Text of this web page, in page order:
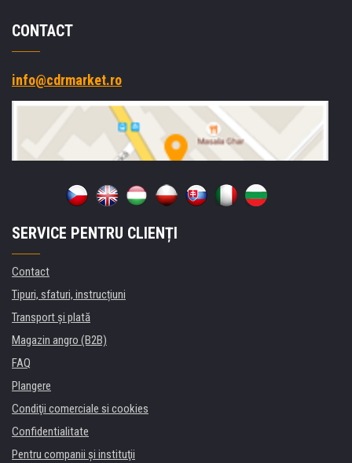
CONTACT
info@cdrmarket.ro
SERVICE PENTRU CLIENȚI
Contact
Tipuri, sfaturi, instrucțiuni
Transport şi plată
Magazin angro (B2B)
FAQ
Plangere
Condiţii comerciale si cookies
Confidentialitate
Pentru companii și instituţii